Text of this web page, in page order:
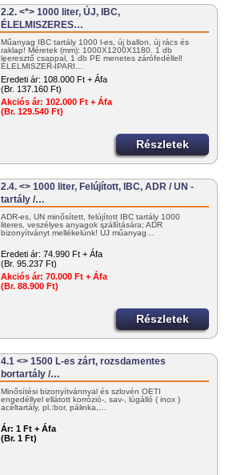
2.2. <*> 1000 liter, ÚJ, IBC,
ÉLELMISZERES…
Műanyag IBC tartály 1000 l-es, új ballon, új rács és
raklap! Méretek (mm): 1000X1200X1180. 1 db
leeresztő csappal, 1 db PE menetes zárófedéllel!
ÉLELMISZER-IPARI…
Eredeti ár: 108.000 Ft + Áfa
(Br. 137.160 Ft)
Akciós ár: 102.000 Ft + Áfa
(Br. 129.540 Ft)
Részletek
2.4. <> 1000 liter, Felújított, IBC, ADR / UN -
tartály /…
ADR-es, UN minősített, felújított IBC tartály 1000
literes, veszélyes anyagok szállítására; ADR
bizonyítványt mellékelünk! ÚJ műanyag…
Eredeti ár: 74.990 Ft + Áfa
(Br. 95.237 Ft)
Akciós ár: 70.000 Ft + Áfa
(Br. 88.900 Ft)
Részletek
4.1 <> 1500 L-es zárt, rozsdamentes
bortartály /…
Minősítési bizonyítvánnyal és szlovén OÉTI
engedéllyel ellátott korrózió-, sav-, lúgálló ( inox )
acéltartály, pl.:bor, pálinka,…
Ár: 1 Ft + Áfa
(Br. 1 Ft)